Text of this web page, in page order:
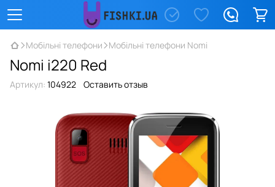
Мобільні телефони Мобільні телефони Nomi
Nomi i220 Red
Артикул: 104922 Оставить отзыв